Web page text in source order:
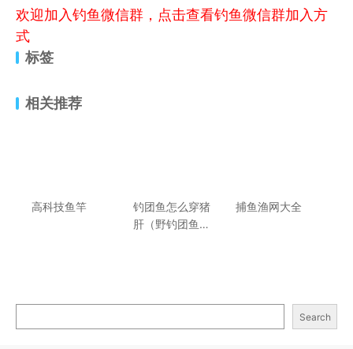
欢迎加入钓鱼微信群，点击查看钓鱼微信群加入方
式
标签
相关推荐
高科技鱼竿
钓团鱼怎么穿猪
肝（野钓团鱼挂
捕鱼渔网大全
Search